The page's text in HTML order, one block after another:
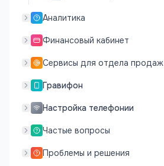
Аналитика
Финансовый кабинет
Сервисы для отдела продаж
Гравифон
Настройка телефонии
Частые вопросы
Проблемы и решения